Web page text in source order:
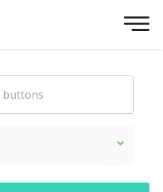
Social